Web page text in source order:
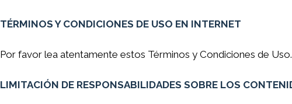
TÉRMINOS Y CONDICIONES DE USO EN INTERNET
Por favor lea atentamente estos Términos y Condiciones de
LIMITACIÓN DE RESPONSABILIDADES SOBRE LOS